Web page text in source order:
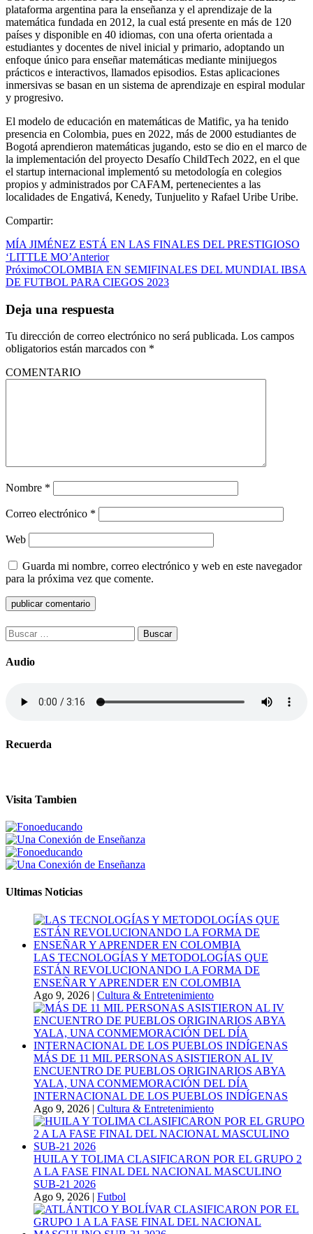
plataforma argentina para la enseñanza y el aprendizaje de la
matemática fundada en 2012, la cual está presente en más de 120
países y disponible en 40 idiomas, con una oferta orientada a
estudiantes y docentes de nivel inicial y primario, adoptando un
enfoque único para enseñar matemáticas mediante minijuegos
prácticos e interactivos, llamados episodios. Estas aplicaciones
inmersivas se basan en un sistema de aprendizaje en espiral modular
y progresivo.
El modelo de educación en matemáticas de Matific, ya ha tenido
presencia en Colombia, pues en 2022, más de 2000 estudiantes de
Bogotá aprendieron matemáticas jugando, esto se dio en el marco de
la implementación del proyecto Desafío ChildTech 2022, en el que
el startup internacional implementó su metodología en colegios
propios y administrados por CAFAM, pertenecientes a las
localidades de Engativá, Kenedy, Tunjuelito y Rafael Uribe Uribe.
Compartir:
MÍA JIMÉNEZ ESTÁ EN LAS FINALES DEL PRESTIGIOSO
‘LITTLE MO’Anterior
PróximoCOLOMBIA EN SEMIFINALES DEL MUNDIAL IBSA
DE FUTBOL PARA CIEGOS 2023
Deja una respuesta
Tu dirección de correo electrónico no será publicada. Los campos
obligatorios están marcados con *
COMENTARIO
Nombre *
Correo electrónico *
Web
Guarda mi nombre, correo electrónico y web en este navegador
para la próxima vez que comente.
Buscar:
Audio
Recuerda
Visita Tambien
Ultimas Noticias
LAS TECNOLOGÍAS Y METODOLOGÍAS QUE
ESTÁN REVOLUCIONANDO LA FORMA DE
ENSEÑAR Y APRENDER EN COLOMBIA
Ago 9, 2026 | Cultura & Entretenimiento
MÁS DE 11 MIL PERSONAS ASISTIERON AL IV
ENCUENTRO DE PUEBLOS ORIGINARIOS ABYA
YALA, UNA CONMEMORACIÓN DEL DÍA
INTERNACIONAL DE LOS PUEBLOS INDÍGENAS
Ago 9, 2026 | Cultura & Entretenimiento
HUILA Y TOLIMA CLASIFICARON POR EL GRUPO 2
A LA FASE FINAL DEL NACIONAL MASCULINO
SUB-21 2026
Ago 9, 2026 | Futbol